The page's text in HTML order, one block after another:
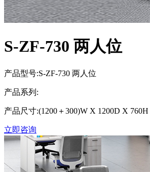
S-ZF-730 两人位
产品型号:S-ZF-730 两人位
产品系列:
产品尺寸:(1200＋300)W X 1200D X 760H
立即咨询